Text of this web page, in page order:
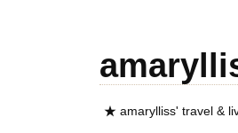
★ amarylliss' travel &